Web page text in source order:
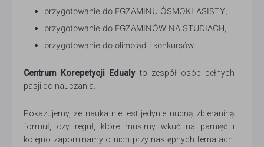
przygotowanie do EGZAMINU ÓSMOKLASISTY,
przygotowanie do EGZAMINÓW NA STUDIACH,
przygotowanie do olimpiad i konkursów.
Centrum Korepetycji Edualyto zespół osób pełnych
pasji do nauczania.
Pokazujemy, że nauka nie jest jedynie nudną zbieraniną
formuł, czy reguł, które musimy wkuć na pamięć i
kolejno zapominamy o nich przy następnych tematach.